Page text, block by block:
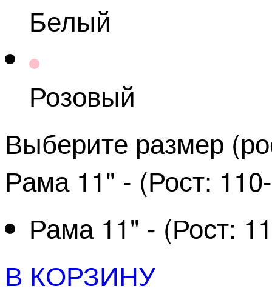
Белый
Розовый
Выберите размер
Рама 11" - (Рост:
Рама 11" - (Рост:
В КОРЗИНУ